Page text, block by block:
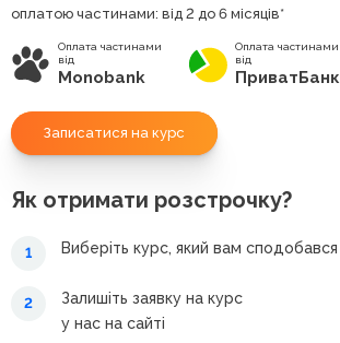
оплатою частинами: від 2 до 6 місяців*
Оплата частинами
від
Monobank
Оплата частинами
від
ПриватБанк
Записатися на курс
Як отримати розстрочку?
1 Виберіть курс, який вам сподобався
2
Залишіть заявку на курс
у нас на сайті